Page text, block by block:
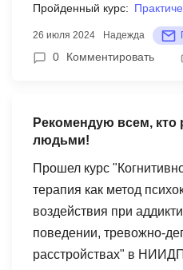
практиковаться и
по сути жизни людей, у
школе много материала
псхологии, с абсолютно
терминами, даже
проходят, но вопросы
возможно. Как не
связать термины
Презентационный
понимания, тут нужна
Пройденный курс:
26 июля 2024 Надежда
0 Комментировать
Рекомендую всем, кто
людьми!
Прошел курс
терапия как метод
воздействия при
поведении, тревожно-
расстройствах" в